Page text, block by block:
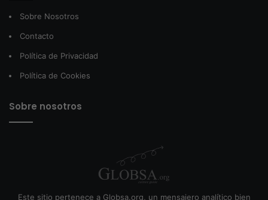
Sobre Nosotros
Contacto
Política de Privacidad
Política de Cookies
Sobre nosotros
Este sitio pertenece a Globsa.org, un mensajero analítico bien